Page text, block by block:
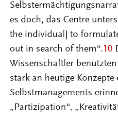
es doch, das Centre
the individual] to
out in search of them“. 10
Wissenschaftler
stark an heutige Konzepte
Selbstmanagements
„Partizipation“,